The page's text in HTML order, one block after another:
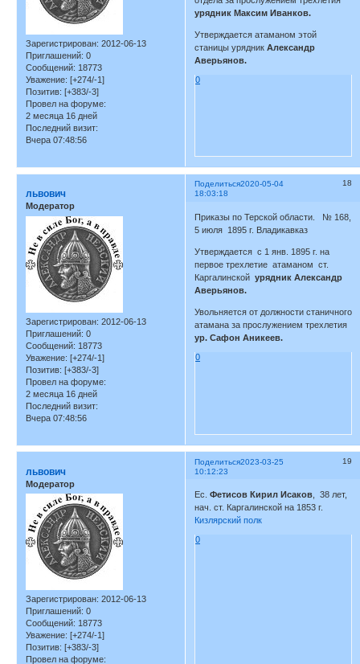
Зарегистрирован: 2012-06-13
Приглашений: 0
Сообщений: 18773
Уважение: [+274/-1]
Позитив: [+383/-3]
Провел на форуме:
2 месяца 16 дней
Последний визит:
Вчера 07:48:56
урядник Максим Иванков.
Утверждается атаманом этой
станицы урядникАлександр
Аверьянов.
0
Поделиться 18
2020-05-04
18:03:18
львович
Модератор
Зарегистрирован: 2012-06-13
Приглашений: 0
Сообщений: 18773
Уважение: [+274/-1]
Позитив: [+383/-3]
Провел на форуме:
2 месяца 16 дней
Последний визит:
Вчера 07:48:56
Приказы по Терской области. № 168,
5 июля 1895 г. Владикавказ
Утверждается с 1 янв. 1895 г. на
первое трехлетие атаманом ст.
Каргалинскойурядник Александр
Аверьянов.
Увольняется от должности станичного
атамана за прослужением трехлетия
ур. Сафон Аникеев.
0
Поделиться 19
2023-03-25
10:12:23
львович
Модератор
Зарегистрирован: 2012-06-13
Приглашений: 0
Сообщений: 18773
Уважение: [+274/-1]
Позитив: [+383/-3]
Провел на форуме:
Ес.Фетисов Кирил Исаков , 38 лет,
нач. ст. Каргалинской на 1853 г.
Кизлярский полк
0